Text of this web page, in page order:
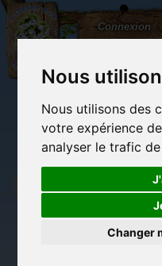
Nous
Nous utilisons des
votre expérience
analyser le trafic
Changer
L'Arbre
aux
100.000
Connexion
(vide)
Librairie des